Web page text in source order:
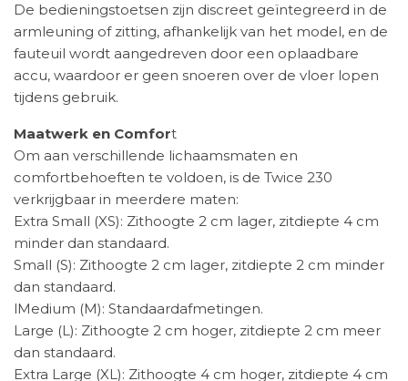
De bedieningstoetsen zijn discreet geïntegreerd in de
armleuning of zitting, afhankelijk van het model, en de
fauteuil wordt aangedreven door een oplaadbare
accu, waardoor er geen snoeren over de vloer lopen
tijdens gebruik. ​
Maatwerk en Comfort
Om aan verschillende lichaamsmaten en
comfortbehoeften te voldoen, is de Twice 230
verkrijgbaar in meerdere maten:​
Extra Small (XS): Zithoogte 2 cm lager, zitdiepte 4 cm
minder dan standaard.​
Small (S): Zithoogte 2 cm lager, zitdiepte 2 cm minder
dan standaard.​
lMedium (M): Standaardafmetingen.​
Large (L): Zithoogte 2 cm hoger, zitdiepte 2 cm meer
dan standaard.
Extra Large (XL): Zithoogte 4 cm hoger, zitdiepte 4 cm